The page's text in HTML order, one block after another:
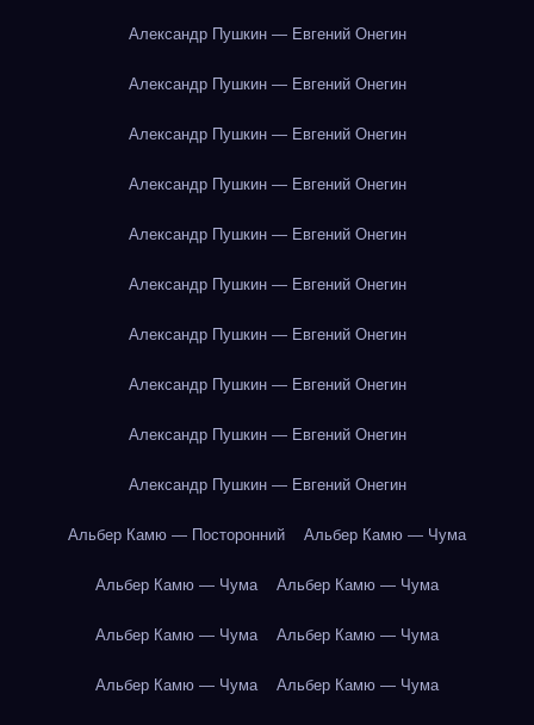
Александр Пушкин — Евгений Онегин
Александр Пушкин — Евгений Онегин
Александр Пушкин — Евгений Онегин
Александр Пушкин — Евгений Онегин
Александр Пушкин — Евгений Онегин
Александр Пушкин — Евгений Онегин
Александр Пушкин — Евгений Онегин
Александр Пушкин — Евгений Онегин
Александр Пушкин — Евгений Онегин
Александр Пушкин — Евгений Онегин
Альбер Камю — Посторонний Альбер Камю — Чума
Альбер Камю — Чума Альбер Камю — Чума
Альбер Камю — Чума Альбер Камю — Чума
Альбер Камю — Чума Альбер Камю — Чума